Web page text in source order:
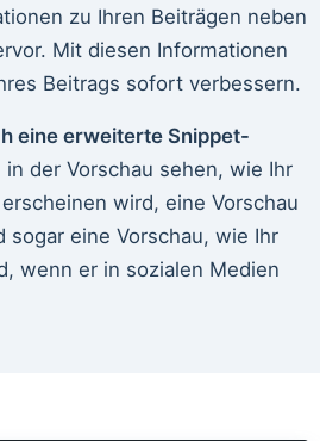
zu Ihren Beiträgen neben
Mit diesen Informationen
Beitrags sofort verbessern.
eine erweiterte Snippet-
in der Vorschau sehen, wie Ihr
wird, eine Vorschau
sogar eine Vorschau, wie Ihr
wenn er in sozialen Medien